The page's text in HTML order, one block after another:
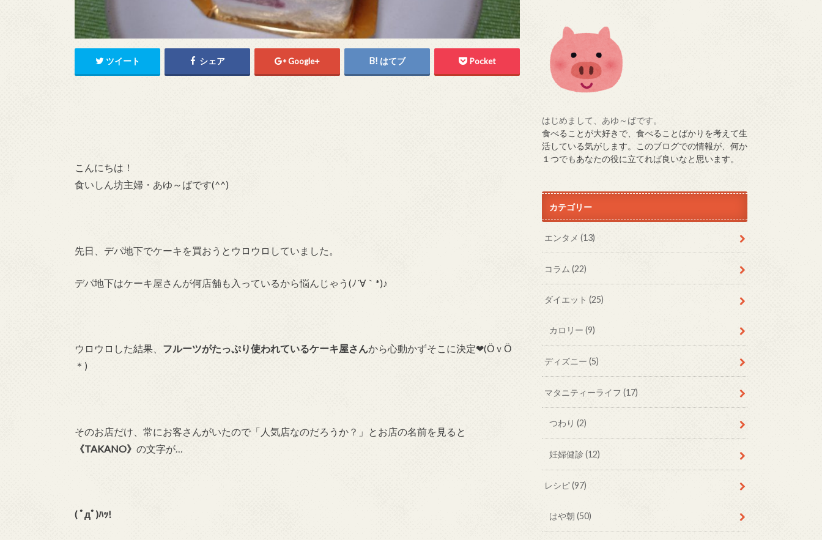
ツイート シェア Google+ はてブ Pocket
こんにちは！
食いしん坊主婦・あゆ～ばです(^^)
先日、デパ地下でケーキを買おうとウロウロしていました。
デパ地下はケーキ屋さんが何店舗も入っているから悩んじゃう(ﾉ´∀｀*)♪
ウロウロした結果、 フルーツがたっぷり使われているケーキ屋さんから心動かずそこに決定❤(ӦｖӦ
＊)
そのお店だけ、常にお客さんがいたので「人気店なのだろうか？」とお店の名前を見ると
《TAKANO》 の文字が…
( ﾟдﾟ)ﾊｯ!
はじめまして、あゆ～ばです。
食べることが大好きで、食べることばかりを考えて生
活している気がします。このブログでの情報が、何か
１つでもあなたの役に立てれば良いなと思います。
カテゴリー
エンタメ(13)
コラム(22)
ダイエット(25)
カロリー (9)
ディズニー(5)
マタニティーライフ(17)
つわり (2)
妊婦健診 (12)
レシピ(97)
はや朝 (50)